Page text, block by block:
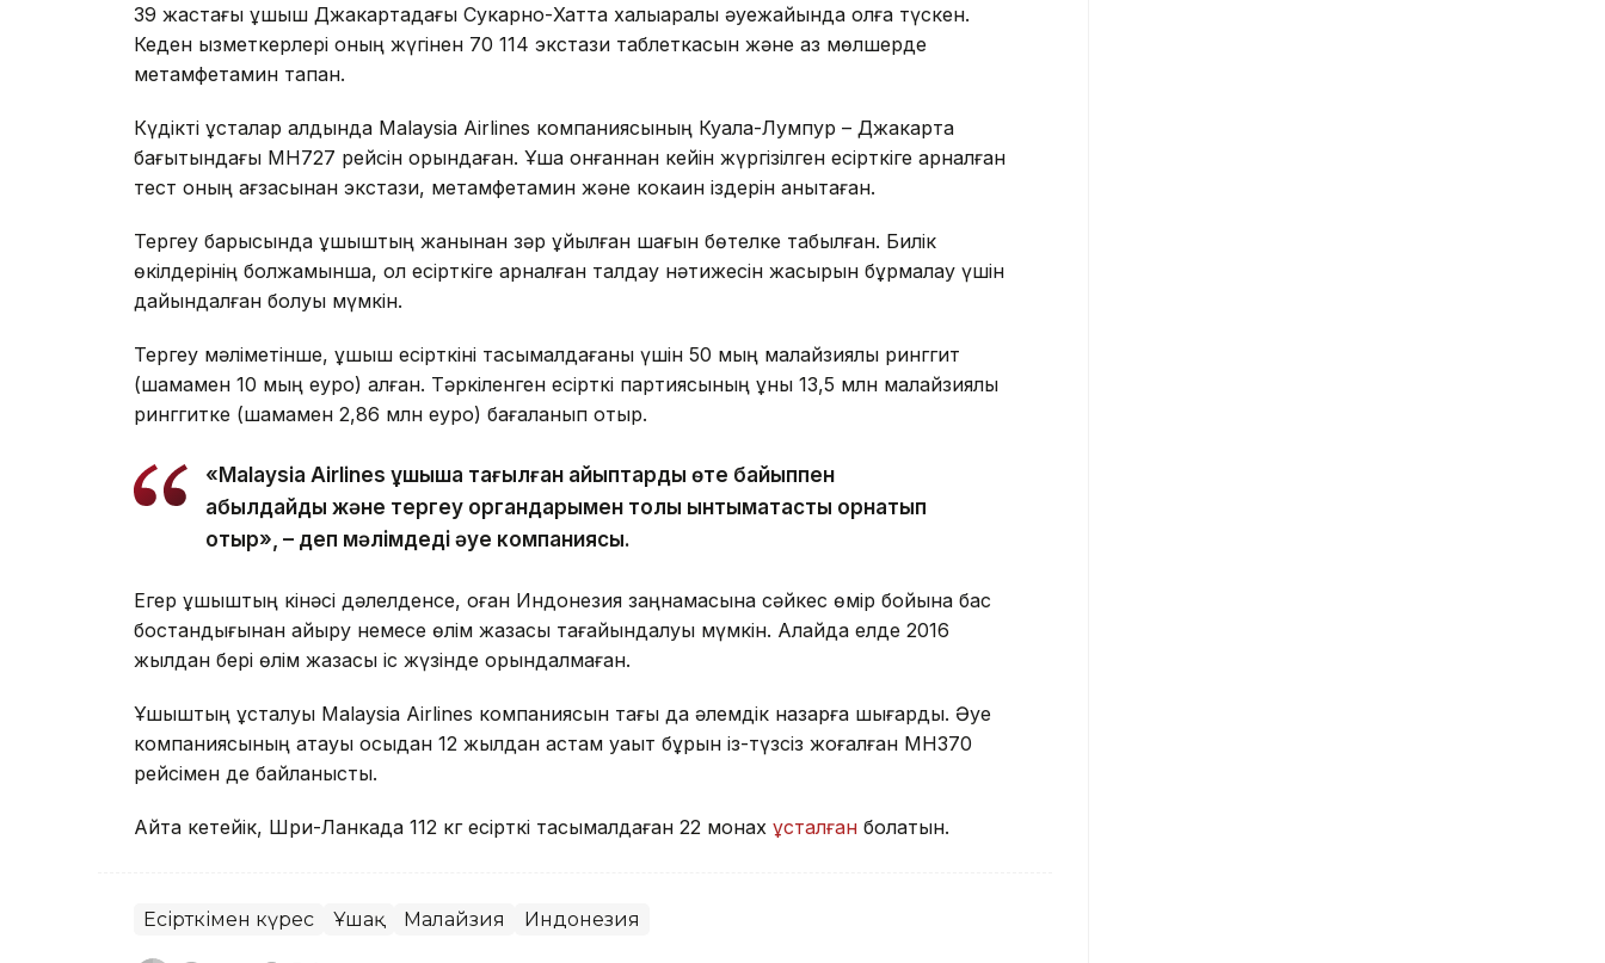
39 жастағы ұшқыш Джакартадағы Сукарно-Хатта халықаралық әуежайында қолға түскен.
Кеден қызметкерлері оның жүгінен 70 114 экстази таблеткасын және аз мөлшерде
метамфетамин тапқан.
Күдікті ұсталар алдында Malaysia Airlines компаниясының Куала-Лумпур – Джакарта
бағытындағы MH727 рейсін орындаған. Ұшақ қонғаннан кейін жүргізілген есірткіге арналған
тест оның ағзасынан экстази, метамфетамин және кокаин іздерін анықтаған.
Тергеу барысында ұшқыштың жанынан зәр құйылған шағын бөтелке табылған. Билік
өкілдерінің болжамынша, ол есірткіге арналған талдау нәтижесін жасырын бұрмалау үшін
дайындалған болуы мүмкін.
Тергеу мәліметінше, ұшқыш есірткіні тасымалдағаны үшін 50 мың малайзиялық ринггит
(шамамен 10 мың еуро) алған. Тәркіленген есірткі партиясының құны 13,5 млн малайзиялық
ринггитке (шамамен 2,86 млн еуро) бағаланып отыр.
«Malaysia Airlines ұшқышқа тағылған айыптарды өте байыппен
қабылдайды және тергеу органдарымен толық ынтымақтастық орнатып
отыр», – деп мәлімдеді әуе компаниясы.
Егер ұшқыштың кінәсі дәлелденсе, оған Индонезия заңнамасына сәйкес өмір бойына бас
бостандығынан айыру немесе өлім жазасы тағайындалуы мүмкін. Алайда елде 2016
жылдан бері өлім жазасы іс жүзінде орындалмаған.
Ұшқыштың ұсталуы Malaysia Airlines компаниясын тағы да әлемдік назарға шығарды. Әуе
компаниясының атауы осыдан 12 жылдан астам уақыт бұрын із-түзсіз жоғалған MH370
рейсімен де байланысты.
Айта кетейік, Шри-Ланкада 112 кг есірткі тасымалдаған 22 монах ұсталған болатын.
Есірткімен күрес Ұшақ Малайзия Индонезия